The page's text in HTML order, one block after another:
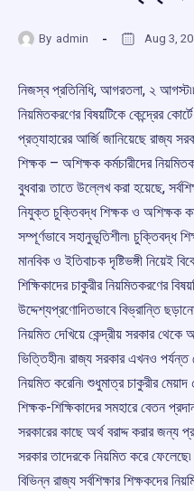
By admin Aug 3,
নিজস্ব প্রতিনিধি, আগরতলা, ২ আগস্ট৷৷
নিয়মিতকরণের বিষয়টিকে কেন্দ্রের
প্রত্যাহারের আর্জি জানিয়েছে রাজ্য
শিক্ষক – অশিক্ষক কর্মচারীদের
বুধবার৷ তাতে উল্লেখ করা হয়েছে,
নিযুক্ত চুক্তিবদ্ধ শিক্ষক ও অশিক্ষক
সম্পূর্ণভাবে সহানুভূতিশীল৷ চুক্তিবদ্ধ
মানবিক ও ইতিবাচক দৃষ্টিভঙ্গী নিয়েই
শিক্ষিকাদের চাকুরীর নিয়মিতকরণের
উদ্দেশ্যপ্রণোদিতভাবে বিভ্রান্তি
নিয়মিত দেখিয়ে কেন্দ্রীয় সরকার
ভিত্তিহীন৷ রাজ্য সরকার এখনও
নিয়মিত করেনি৷ শুধুমাত্র চাকুরীর
শিক্ষক-শিক্ষিকাদের সমহারে বেতন
সরকারের কাছে অর্থ বরাদ্দ করার জন্য
সরকার তাদেরকে নিয়মিত করে
বিভিন্ন রাজ্য সর্বশিক্ষার শিক্ষকদের